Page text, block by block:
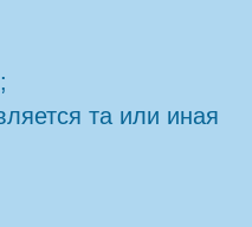
та или иная